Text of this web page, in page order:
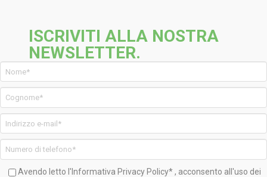
ISCRIVITI ALLA NOSTRA
NEWSLETTER.
Avendo letto l'Informativa Privacy Policy*, acconsento all'uso dei